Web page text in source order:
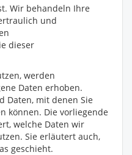
Wir behandeln Ihre
und
dieser
werden
Daten erhoben.
Daten, mit denen Sie
können. Die vorliegende
welche Daten wir
Sie erläutert auch,
geschieht.